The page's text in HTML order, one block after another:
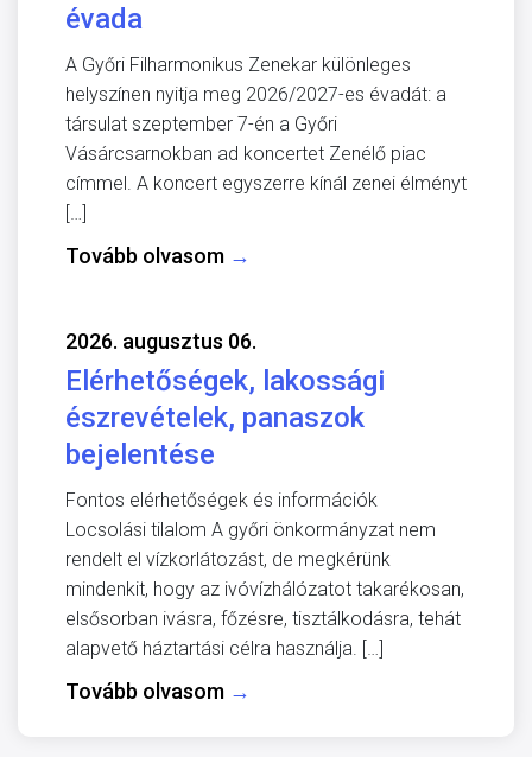
évada
A Győri Filharmonikus Zenekar különleges
helyszínen nyitja meg 2026/2027-es évadát: a
társulat szeptember 7-én a Győri
Vásárcsarnokban ad koncertet Zenélő piac
címmel. A koncert egyszerre kínál zenei élményt
[…]
Tovább olvasom →
2026. augusztus 06.
Elérhetőségek, lakossági
észrevételek, panaszok
bejelentése
Fontos elérhetőségek és információk
Locsolási tilalom A győri önkormányzat nem
rendelt el vízkorlátozást, de megkérünk
mindenkit, hogy az ivóvízhálózatot takarékosan,
elsősorban ivásra, főzésre, tisztálkodásra, tehát
alapvető háztartási célra használja. […]
Tovább olvasom →